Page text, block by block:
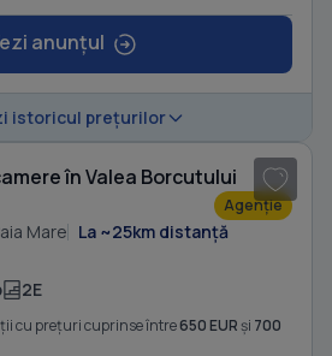
anunțul
istoricul prețurilor
în Valea Borcutului
Agenție
Mare La ~25km distanță
2E
cu prețuri cuprinse între650 EURși 700